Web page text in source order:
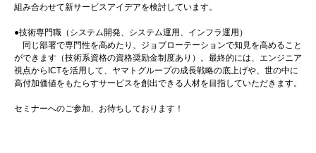
組み合わせて新サービスアイデアを検討しています。
●技術専門職（システム開発、システム運用、インフラ運用）
同じ部署で専門性を高めたり、ジョブローテーションで知見を高めること
ができます（技術系資格の資格奨励金制度あり）。最終的には、エンジニア
視点からICTを活用して、ヤマトグループの成長戦略の底上げや、世の中に
高付加価値をもたらすサービスを創出できる人材を目指していただきます。
セミナーへのご参加、お待ちしております！